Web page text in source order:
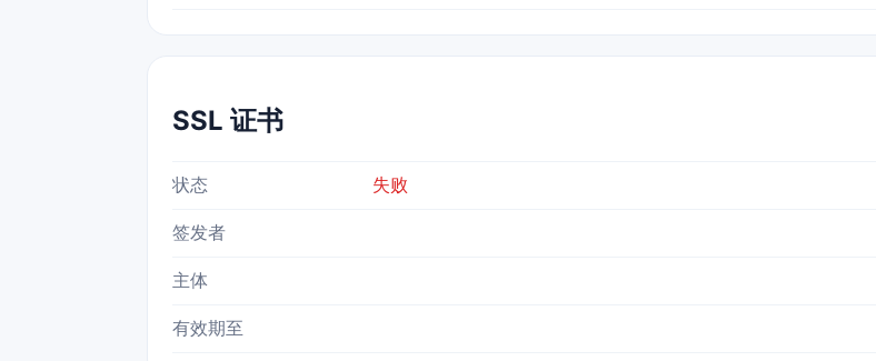
SSL 证书
状态 失败
签发者
主体
有效期至